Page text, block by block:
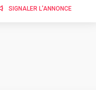
SIGNALER L'ANNONCE